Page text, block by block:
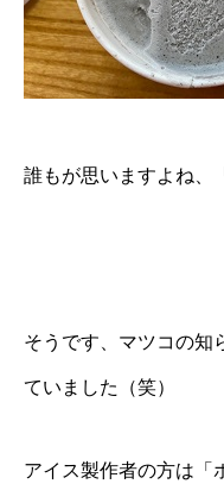
誰もが思いますよね、
そうです、マツコの知
ていました（笑）
アイス製作者の方は「